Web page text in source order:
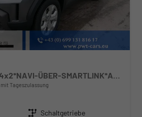
Expression 3 TCe 4x2*NAVI-ÜBER-SMARTLINK*AHK*PDC-KAMERA*LED*SHZ*17-ZOLL
Tageszulassung
Getriebe Schaltgetriebe